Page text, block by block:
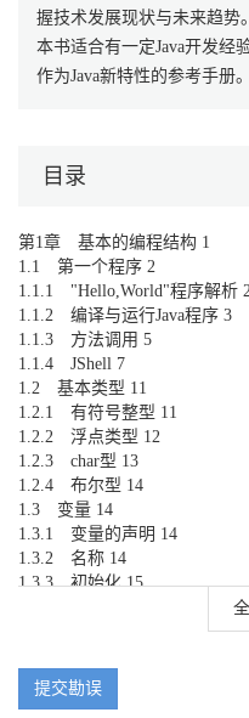
握技术发展现状与未来趋势。
本书适合有一定Java开发经
作为Java新特性的参考手册。
目录
第1章 基本的编程结构 1
1.1 第一个程序 2
1.1.1 "Hello,World"程序解析
1.1.2 编译与运行Java程序 3
1.1.3 方法调用 5
1.1.4 JShell 7
1.2 基本类型 11
1.2.1 有符号整型 11
1.2.2 浮点类型 12
1.2.3 char型 13
1.2.4 布尔型 14
1.3 变量 14
1.3.1 变量的声明 14
1.3.2 名称 14
1.3.3 初始化 15
1.4.2 基本运算 18
提交勘误